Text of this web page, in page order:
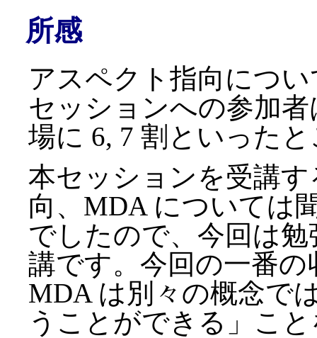
所感
アスペクト指向につ
セッションへの参加
場に 6, 7 割といった
本セッションを受講
向、MDA については
でしたので、今回は
講です。今回の一番
MDA は別々の概念で
うことができる」こ